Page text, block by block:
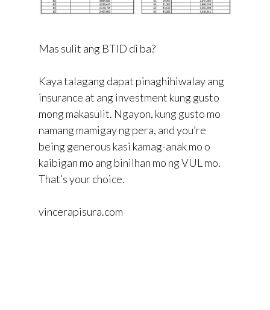
Mas sulit ang BTID di ba?
Kaya talagang dapat pinaghihiwalay ang
insurance at ang investment kung gusto
mong makasulit. Ngayon, kung gusto mo
namang mamigay ng pera, and you’re
being generous kasi kamag-anak mo o
kaibigan mo ang binilhan mo ng VUL mo.
That’s your choice.
vincerapisura.com